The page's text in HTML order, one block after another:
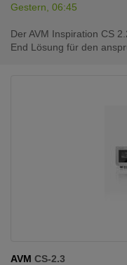
Gestern, 06:45
Der AVM Inspiration CS
End Lösung für den
AVM CS-2.3